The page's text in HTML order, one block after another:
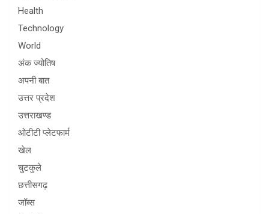
Health
Technology
World
अंक ज्योतिष
अपनी बात
उत्तर प्रदेश
उत्तराखण्ड
ओटीटी प्लेटफार्म
खेल
चुटकुले
छत्तीसगढ़
जॉब्स